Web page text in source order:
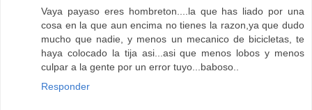
Vaya payaso eres hombreton....la que has liado por una
cosa en la que aun encima no tienes la razon,ya que dudo
mucho que nadie, y menos un mecanico de bicicletas, te
haya colocado la tija asi...asi que menos lobos y menos
culpar a la gente por un error tuyo...baboso..
Responder